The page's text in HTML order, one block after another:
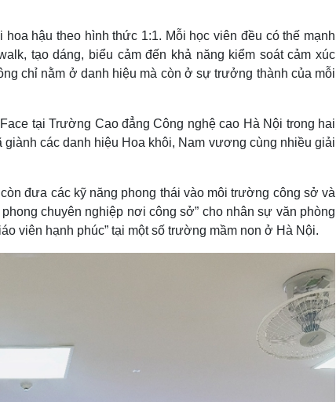
hậu theo hình thức 1:1. Mỗi học viên đều có thế mạnh
tạo dáng, biểu cảm đến khả năng kiểm soát cảm xúc
chỉ nằm ở danh hiệu mà còn ở sự trưởng thành của mỗi
tại Trường Cao đẳng Công nghệ cao Hà Nội trong hai
các danh hiệu Hoa khôi, Nam vương cùng nhiều giải
đưa các kỹ năng phong thái vào môi trường công sở và
chuyên nghiệp nơi công sở” cho nhân sự văn phòng
viên hạnh phúc” tại một số trường mầm non ở Hà Nội.